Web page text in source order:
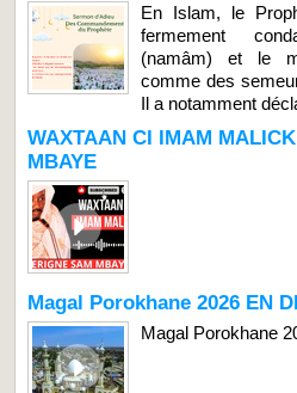
En Islam, le
fermement
(namâm) et le
comme des
Il a notamment
WAXTAAN CI IMAM
MBAYE
Magal Porokhane 2026 EN
Magal Porokhane